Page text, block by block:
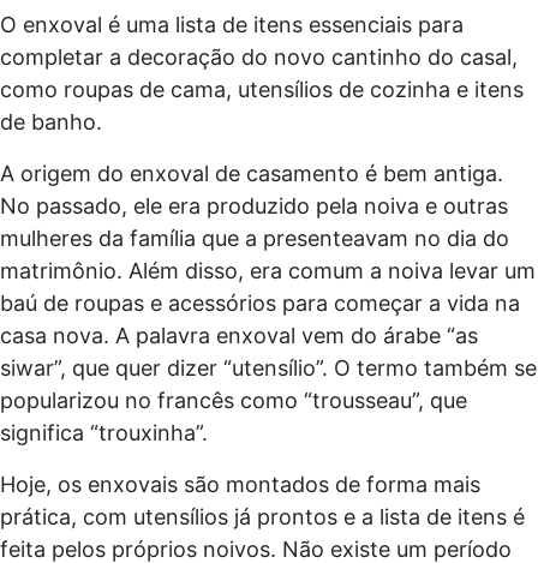
O enxoval é uma lista de itens essenciais para
completar a decoração do novo cantinho do casal,
como roupas de cama, utensílios de cozinha e itens
de banho.
A origem do enxoval de casamento é bem antiga.
No passado, ele era produzido pela noiva e outras
mulheres da família que a presenteavam no dia do
matrimônio. Além disso, era comum a noiva levar um
baú de roupas e acessórios para começar a vida na
casa nova. A palavra enxoval vem do árabe “as
siwar”, que quer dizer “utensílio”. O termo também se
popularizou no francês como “trousseau”, que
significa “trouxinha”.
Hoje, os enxovais são montados de forma mais
prática, com utensílios já prontos e a lista de itens é
feita pelos próprios noivos. Não existe um período